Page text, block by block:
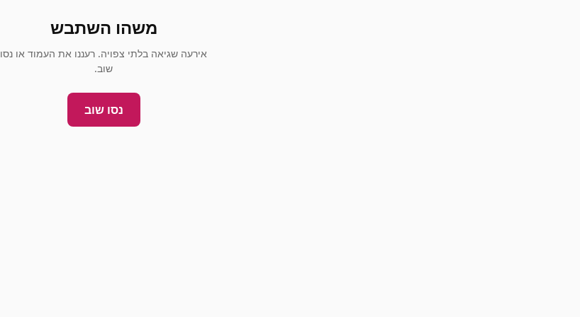
משהו השתבש
אירעה שגיאה בלתי צפויה. רעננו את העמוד או נסו
שוב.
נסו שוב